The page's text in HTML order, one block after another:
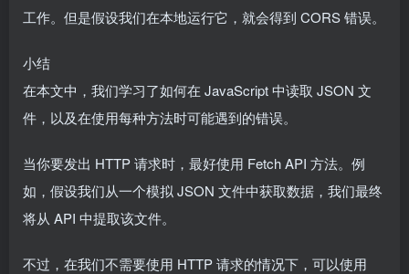
工作。但是假设我们在本地运行它，就会得到 CORS 错误。
小结
在本文中，我们学习了如何在 JavaScript 中读取 JSON 文
件，以及在使用每种方法时可能遇到的错误。
当你要发出 HTTP 请求时，最好使用 Fetch API 方法。例
如，假设我们从一个模拟 JSON 文件中获取数据，我们最终
将从 API 中提取该文件。
不过，在我们不需要使用 HTTP 请求的情况下，可以使用